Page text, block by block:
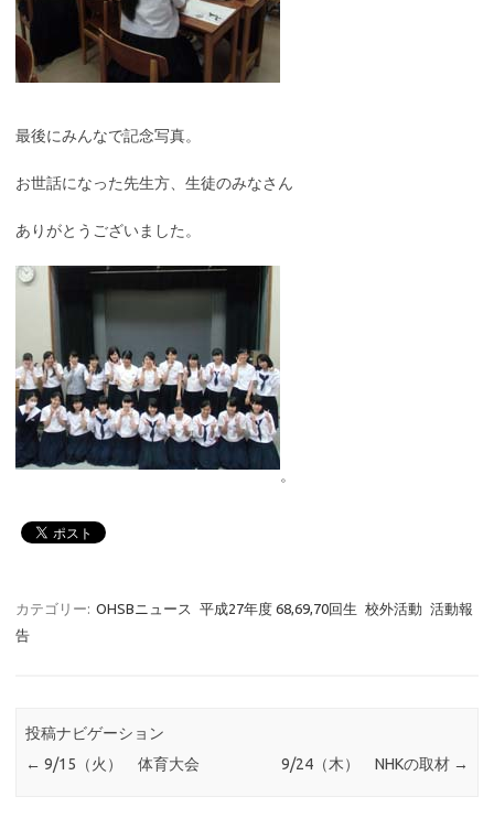
最後にみんなで記念写真。
お世話になった先生方、生徒のみなさん
ありがとうございました。
。
カテゴリー: OHSBニュース 平成27年度 68,69,70回生 校外活動 活動報
告
投稿ナビゲーション
← 9/15（火） 体育大会 9/24（木） NHKの取材 →